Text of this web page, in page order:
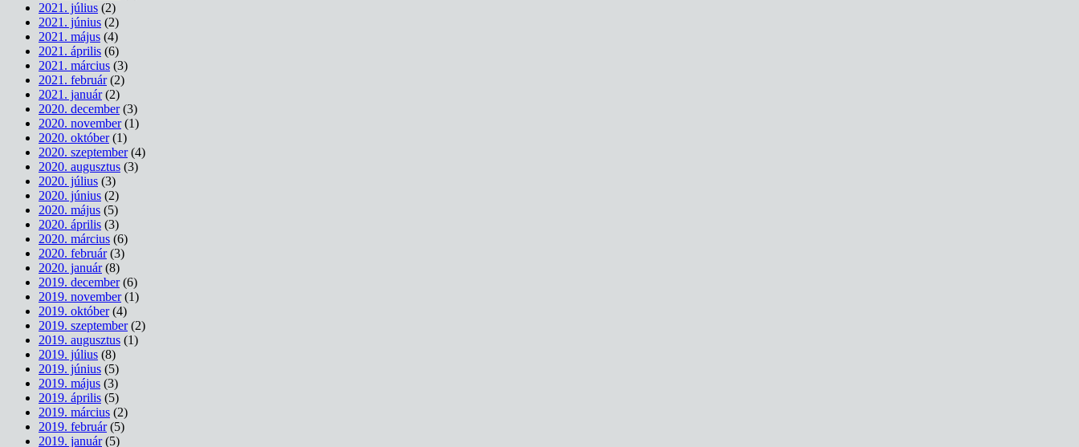
2021. július (2)
2021. június (2)
2021. május (4)
2021. április (6)
2021. március (3)
2021. február(2)
2021. január(2)
2020. december(3)
2020. november(1)
2020. október(1)
2020. szeptember(4)
2020. augusztus (3)
2020. július (3)
2020. június (2)
2020. május (5)
2020. április (3)
2020. március (6)
2020. február(3)
2020. január(8)
2019. december(6)
2019. november(1)
2019. október(4)
2019. szeptember(2)
2019. augusztus (1)
2019. július (8)
2019. június (5)
2019. május (3)
2019. április (5)
2019. március (2)
2019. február(5)
2019. január(5)